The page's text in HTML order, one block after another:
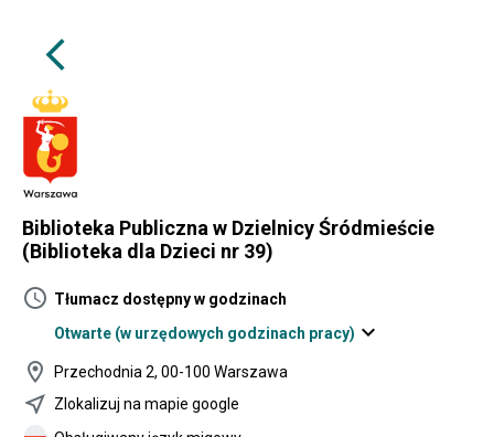
arrow_back_ios
Biblioteka Publiczna w Dzielnicy Śródmieście
(Biblioteka dla Dzieci nr 39)
schedule Tłumacz dostępny w godzinach
Otwarte (w urzędowych godzinach pracy) expand_more
location_on
Przechodnia 2, 00-100 Warszawa
near_me Zlokalizuj na mapie google